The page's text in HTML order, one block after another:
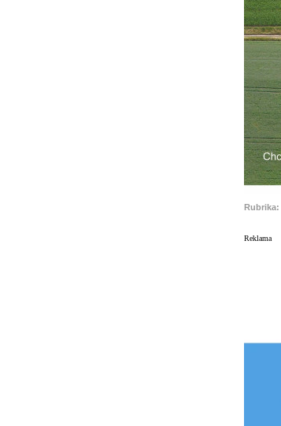
Rubrika:
Reklama